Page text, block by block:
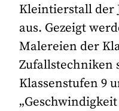
Kleintierstall der
aus. Gezeigt
Malereien der
Zufallstechniken
Klassenstufen 9